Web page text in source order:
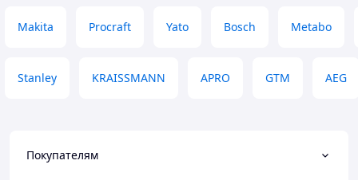
Makita Procraft Yato Bosch Metabo
Stanley KRAISSMANN APRO GTM AEG
Покупателям